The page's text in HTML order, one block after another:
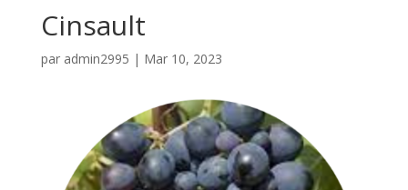
Cinsault
par admin2995 | Mar 10, 2023